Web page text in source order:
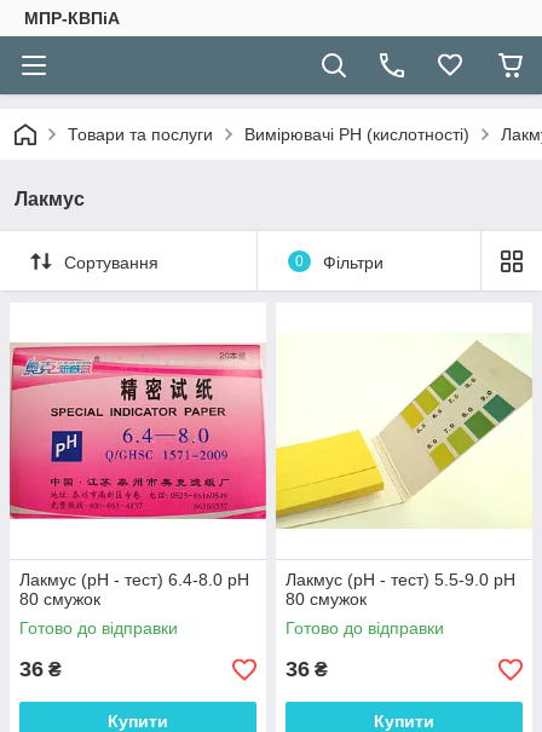
МПР-КВПіА
Товари та послуги Вимірювачі РН (кислотності)
Лакмус
Сортування 0 Фільтри
Лакмус (рН - тест) 6.4-8.0 рН
80 смужок
Готово до відправки
36 ₴
Купити
Лакмус (рН - тест) 5.5-9.0 рН
80 смужок
Готово до відправки
36 ₴
Купити